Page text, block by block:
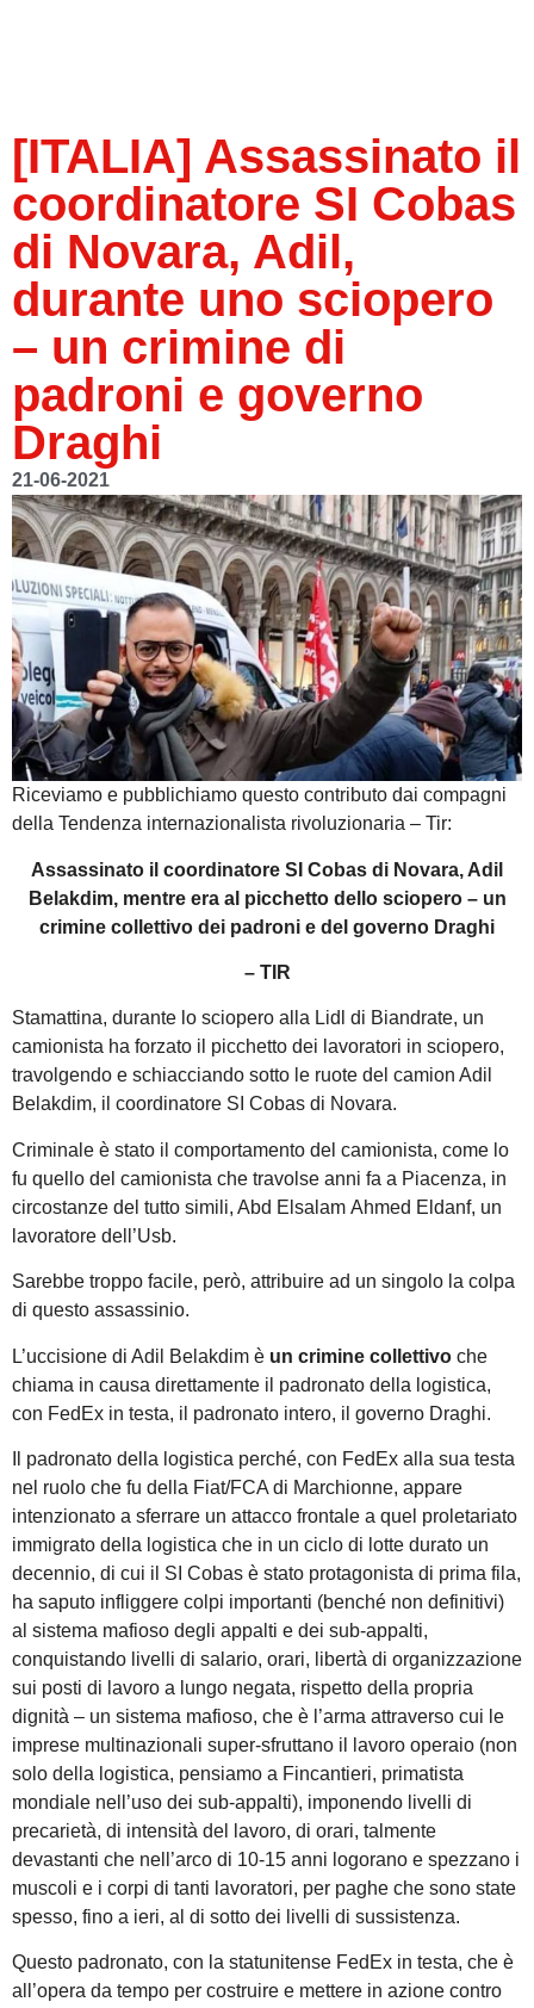
[ITALIA] Assassinato il
coordinatore SI Cobas
di Novara, Adil,
durante uno sciopero
– un crimine di
padroni e governo
Draghi
21-06-2021
Riceviamo e pubblichiamo questo contributo dai compagni
della Tendenza internazionalista rivoluzionaria – Tir:
Assassinato il coordinatore SI Cobas di Novara, Adil
Belakdim, mentre era al picchetto dello sciopero – un
crimine collettivo dei padroni e del governo Draghi
– TIR
Stamattina, durante lo sciopero alla Lidl di Biandrate, un
camionista ha forzato il picchetto dei lavoratori in sciopero,
travolgendo e schiacciando sotto le ruote del camion Adil
Belakdim, il coordinatore SI Cobas di Novara.
Criminale è stato il comportamento del camionista, come lo
fu quello del camionista che travolse anni fa a Piacenza, in
circostanze del tutto simili, Abd Elsalam Ahmed Eldanf, un
lavoratore dell’Usb.
Sarebbe troppo facile, però, attribuire ad un singolo la colpa
di questo assassinio.
L’uccisione di Adil Belakdim è un crimine collettivo che
chiama in causa direttamente il padronato della logistica,
con FedEx in testa, il padronato intero, il governo Draghi.
Il padronato della logistica perché, con FedEx alla sua testa
nel ruolo che fu della Fiat/FCA di Marchionne, appare
intenzionato a sferrare un attacco frontale a quel proletariato
immigrato della logistica che in un ciclo di lotte durato un
decennio, di cui il SI Cobas è stato protagonista di prima fila,
ha saputo infliggere colpi importanti (benché non definitivi)
al sistema mafioso degli appalti e dei sub-appalti,
conquistando livelli di salario, orari, libertà di organizzazione
sui posti di lavoro a lungo negata, rispetto della propria
dignità – un sistema mafioso, che è l’arma attraverso cui le
imprese multinazionali super-sfruttano il lavoro operaio (non
solo della logistica, pensiamo a Fincantieri, primatista
mondiale nell’uso dei sub-appalti), imponendo livelli di
precarietà, di intensità del lavoro, di orari, talmente
devastanti che nell’arco di 10-15 anni logorano e spezzano i
muscoli e i corpi di tanti lavoratori, per paghe che sono state
spesso, fino a ieri, al di sotto dei livelli di sussistenza.
Questo padronato, con la statunitense FedEx in testa, che è
all’opera da tempo per costruire e mettere in azione contro